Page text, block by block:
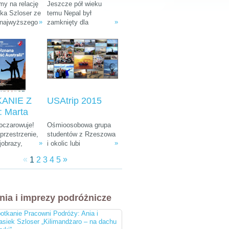
Ania i
Szloser
–
na relację
Szloser ze
w
i
»
Tułak „Magiczny
Nepal”
Jeszcze pół wieku
temu Nepal był
zamknięty dla
zwiedzających. W
ostatnich dekadach
zamienił się w Mekkę
dla ludzi kochających
góry, przyrodę i
kulturę.
»
Z
Marta
i
Australii"
spotkać
ciekawa
ludzie na
»
USAtrip 2015
Ośmioosobowa grupa
studentów z Rzeszowa
i okolic lubi
równa się móc. Wierni
tej idei co roku
r. Na koncie mają już
cztery wyprawy, a teraz
przygotowują się do
następnej. Tym razem
»
« 1 2 3 4 5 »
i imprezy podróżnicze
Pracowni Podróży: Ania i
Szloser „Kilimandżaro – na dachu